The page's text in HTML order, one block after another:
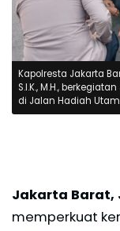
Kapolresta Jakarta
S.I.K., M.H.,
di Jalan Hadiah
Jakarta Barat,
memperkuat